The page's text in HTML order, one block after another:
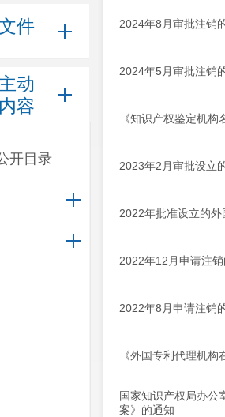
件
动
容
开目录
2024年8月审批注销
2024年5月审批注销
《知识产权鉴定机
2023年2月审批设立
2022年批准设立的
2022年12月申请注
2022年8月申请注销
《外国专利代理机
国家知识产权局办公
案》的通知